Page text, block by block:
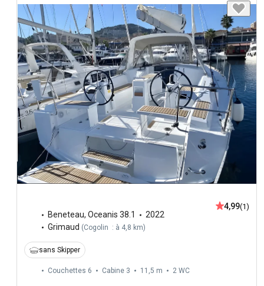
Beneteau, Oceanis 38.1
2022
Grimaud (Cogolin : à 4,8 km)
4,99(1)
sans Skipper
Couchettes 6 Cabine 3 11,5 m 2 WC